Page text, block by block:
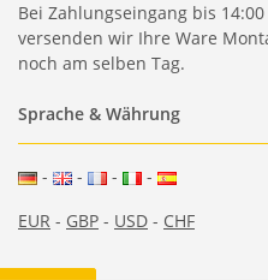
Bei Zahlungseingang bis
versenden wir Ihre Ware
noch am selben Tag.
Sprache & Währung
- - -
-
EUR - GBP - USD - CHF